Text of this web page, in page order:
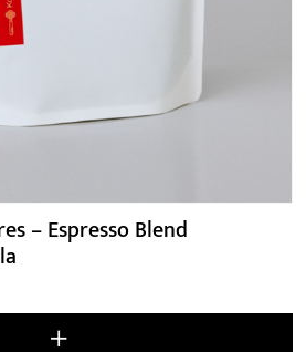
– Espresso Blend